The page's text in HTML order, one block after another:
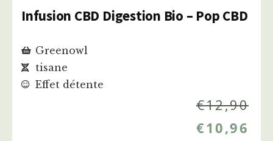
Infusion CBD Digestion Bio – Pop CBD
Greenowl
tisane
Effet détente
€12,90
€10,96